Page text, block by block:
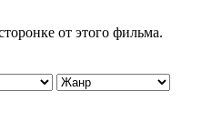
от этого фильма.